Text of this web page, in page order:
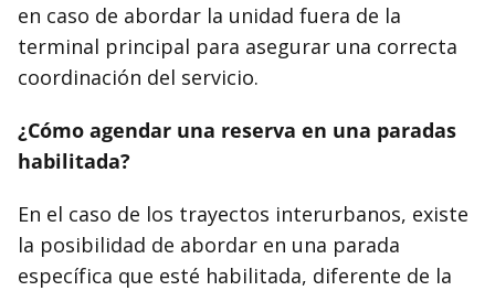
en caso de abordar la unidad fuera de la
terminal principal para asegurar una correcta
coordinación del servicio.
¿Cómo agendar una reserva en una paradas
habilitada?
En el caso de los trayectos interurbanos, existe
la posibilidad de abordar en una parada
específica que esté habilitada, diferente de la